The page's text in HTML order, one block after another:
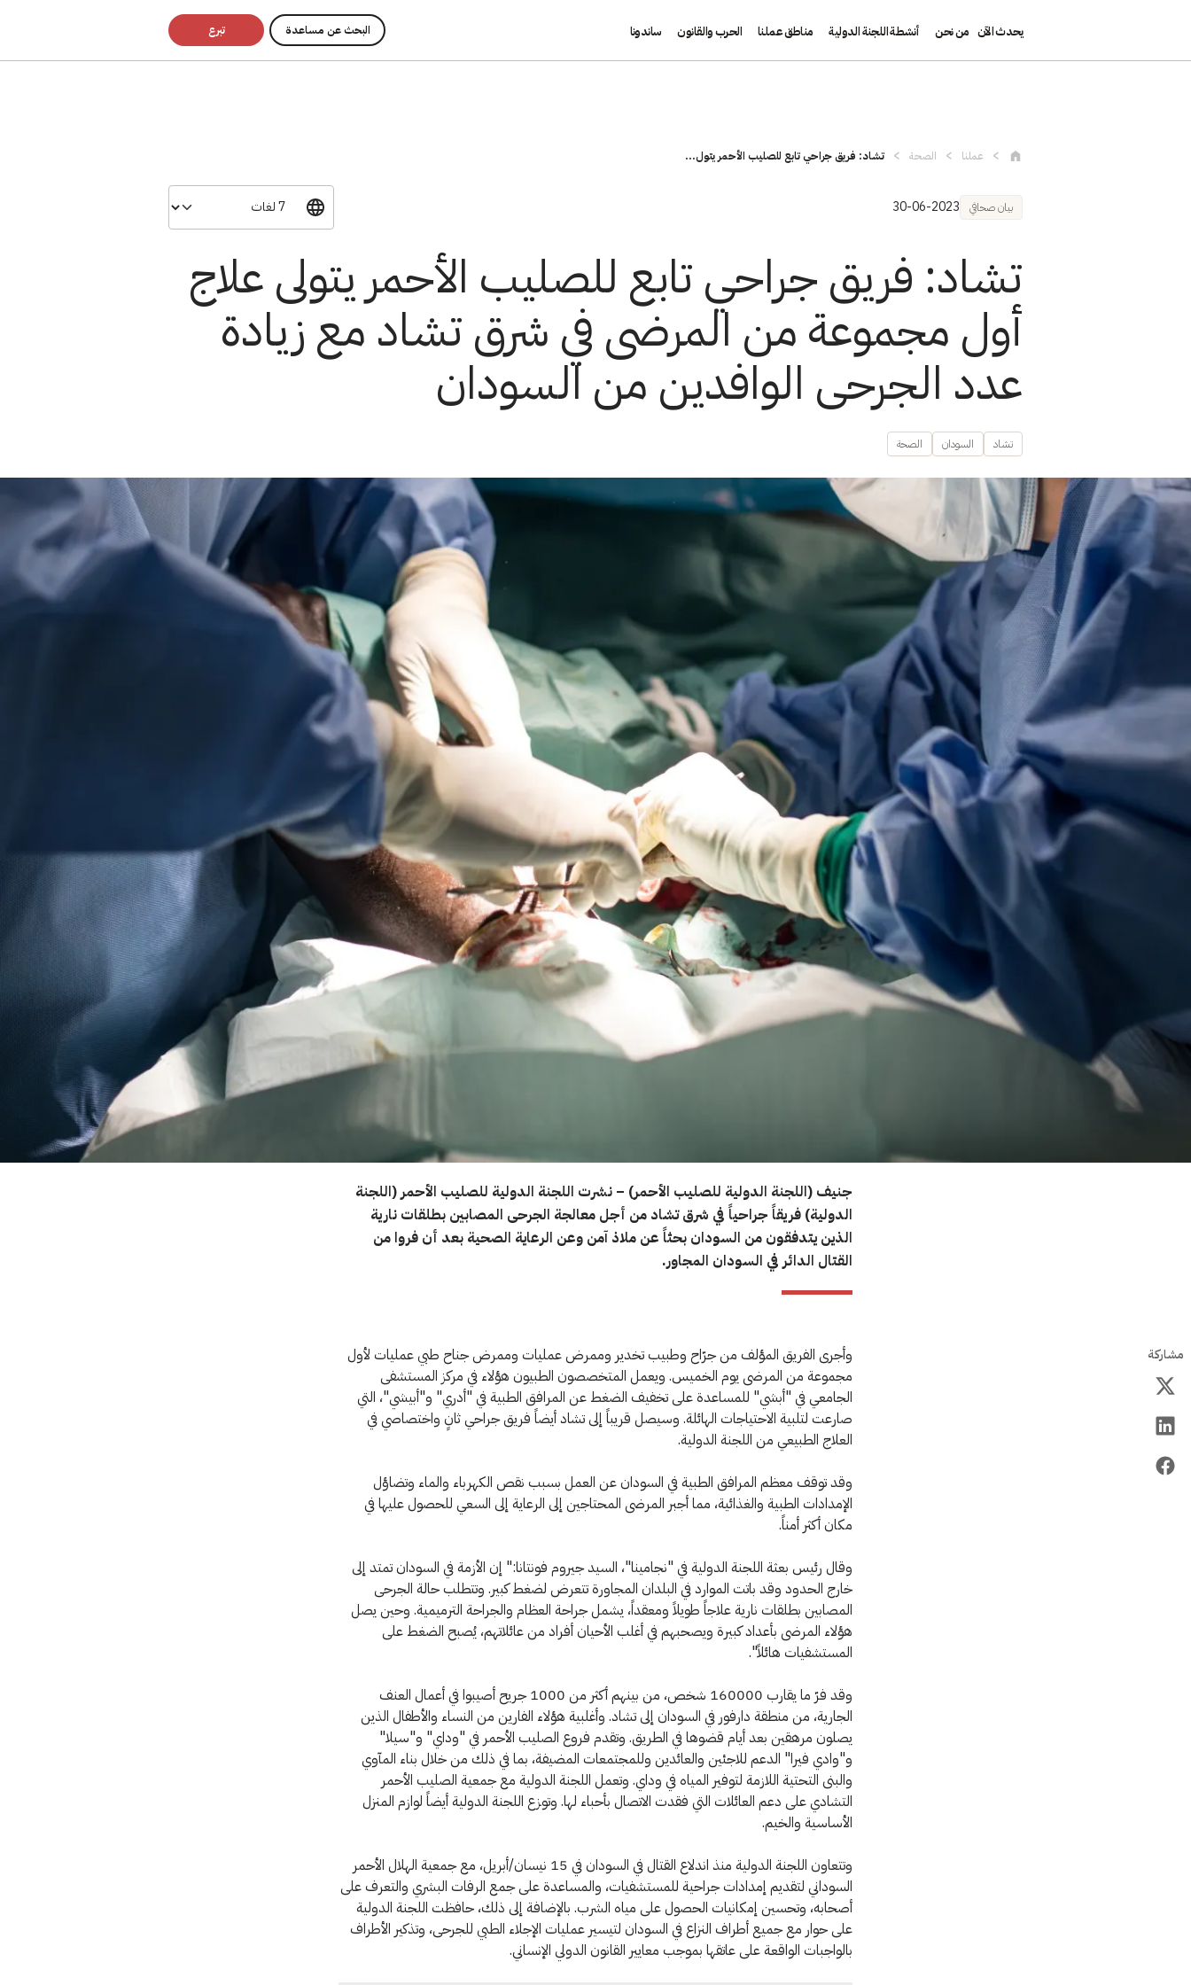
يحدث الآن من نحن أنشطة اللجنة الدولية مناطق عملنا الحرب والقانون ساندونا البحث عن مساعدة تبرع
عملنا الصحة تشاد: فريق جراحي تابع للصليب الأحمر يتول...
بيان صحافي 30-06-2023
تشاد: فريق جراحي تابع للصليب الأحمر يتولى علاج
أول مجموعة من المرضى في شرق تشاد مع زيادة
عدد الجرحى الوافدين من السودان
تشاد السودان الصحة
جنيف (اللجنة الدولية للصليب الأحمر) – نشرت اللجنة الدولية للصليب الأحمر (اللجنة
الدولية) فريقاً جراحياً في شرق تشاد من أجل معالجة الجرحى المصابين بطلقات نارية
الذين يتدفقون من السودان بحثاً عن ملاذ آمن وعن الرعاية الصحية بعد أن فروا من
القتال الدائر في السودان المجاور.
مشاركة
وأجرى الفريق المؤلف من جرّاح وطبيب تخدير وممرض عمليات وممرض جناح طبي عمليات لأول
مجموعة من المرضى يوم الخميس. ويعمل المتخصصون الطبيون هؤلاء في مركز المستشفى
الجامعي في "أبشي" للمساعدة على تخفيف الضغط عن المرافق الطبية في "أدري" و"أبيشي"، التي
صارعت لتلبية الاحتياجات الهائلة. وسيصل قريباً إلى تشاد أيضاً فريق جراحي ثانٍ واختصاصي في
العلاج الطبيعي من اللجنة الدولية.
وقد توقف معظم المرافق الطبية في السودان عن العمل بسبب نقص الكهرباء والماء وتضاؤل
الإمدادات الطبية والغذائية، مما أجبر المرضى المحتاجين إلى الرعاية إلى السعي للحصول عليها في
مكان أكثر أمناً.
وقال رئيس بعثة اللجنة الدولية في "نجامينا"، السيد جيروم فونتانا:" إن الأزمة في السودان تمتد إلى
خارج الحدود وقد باتت الموارد في البلدان المجاورة تتعرض لضغط كبير. وتتطلب حالة الجرحى
المصابين بطلقات نارية علاجاً طويلاً ومعقداً، يشمل جراحة العظام والجراحة الترميمية. وحين يصل
هؤلاء المرضى بأعداد كبيرة ويصحبهم في أغلب الأحيان أفراد من عائلاتهم، يُصبح الضغط على
المستشفيات هائلاً".
وقد فرّ ما يقارب 160000 شخص، من بينهم أكثر من 1000 جريح أصيبوا في أعمال العنف
الجارية، من منطقة دارفور في السودان إلى تشاد. وأغلبية هؤلاء الفارين من النساء والأطفال الذين
يصلون مرهقين بعد أيام قضوها في الطريق. وتقدم فروع الصليب الأحمر في "وداي" و"سيلا"
و"وادي فيرا" الدعم للاجئين والعائدين وللمجتمعات المضيفة، بما في ذلك من خلال بناء المآوي
والبنى التحتية اللازمة لتوفير المياه في وداي. وتعمل اللجنة الدولية مع جمعية الصليب الأحمر
التشادي على دعم العائلات التي فقدت الاتصال بأحباء لها. وتوزع اللجنة الدولية أيضاً لوازم المنزل
الأساسية والخيم.
وتتعاون اللجنة الدولية منذ اندلاع القتال في السودان في 15 نيسان/أبريل، مع جمعية الهلال الأحمر
السوداني لتقديم إمدادات جراحية للمستشفيات، والمساعدة على جمع الرفات البشري والتعرف على
أصحابه، وتحسين إمكانيات الحصول على مياه الشرب. بالإضافة إلى ذلك، حافظت اللجنة الدولية
على حوار مع جميع أطراف النزاع في السودان لتيسير عمليات الإجلاء الطبي للجرحى، وتذكير الأطراف
بالواجبات الواقعة على عاتقها بموجب معايير القانون الدولي الإنساني.